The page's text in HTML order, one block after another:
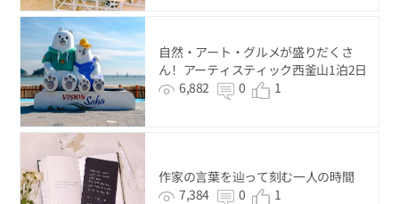
自然・アート・グルメが盛りだくさ
ん！アーティスティック西釜山1泊2日
6,882
0 1
作家の言葉を辿って刻む一人の時間
7,384
0 1